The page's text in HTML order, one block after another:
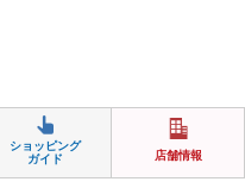
ショッピング
ガイド
店舗情報